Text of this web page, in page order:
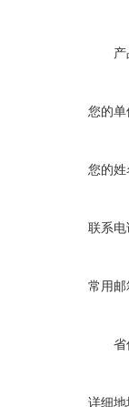
您的单
您的姓
联系电
常用邮
省
详细地